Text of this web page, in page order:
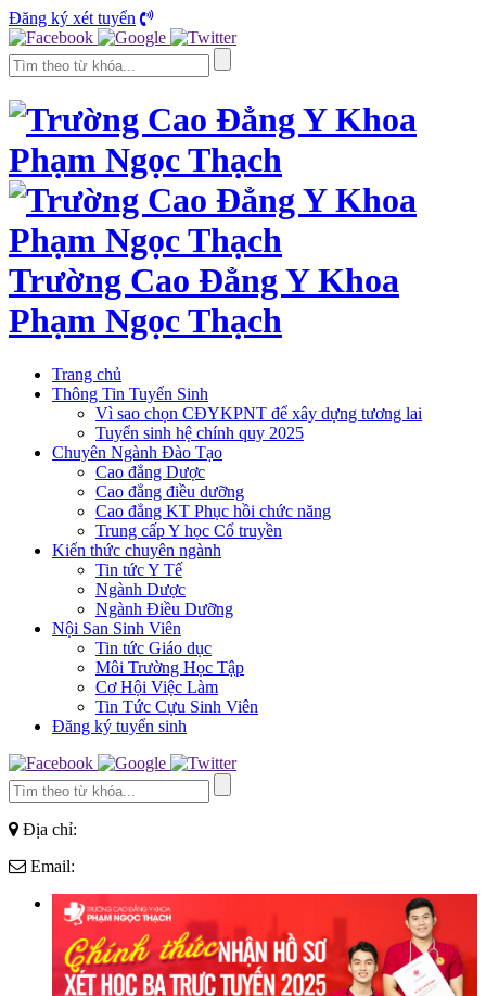
Đăng ký xét tuyển
Trường Cao Đẳng Y Khoa
Phạm Ngọc Thạch
Trang chủ
Thông Tin Tuyển Sinh
Vì sao chọn CĐYKPNT để xây dựng tương lai
Tuyển sinh hệ chính quy 2025
Chuyên Ngành Đào Tạo
Cao đẳng Dược
Cao đẳng điều dưỡng
Cao đẳng KT Phục hồi chức năng
Trung cấp Y học Cổ truyền
Kiến thức chuyên ngành
Tin tức Y Tế
Ngành Dược
Ngành Điều Dưỡng
Nội San Sinh Viên
Tin tức Giáo dục
Môi Trường Học Tập
Cơ Hội Việc Làm
Tin Tức Cựu Sinh Viên
Đăng ký tuyển sinh
Địa chỉ:
Email: